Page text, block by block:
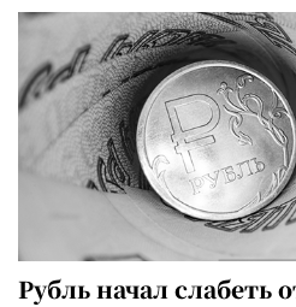
Рубль начал слабеть